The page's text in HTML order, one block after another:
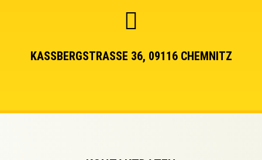
KASSBERGSTRASSE 36, 09116 CHEMNITZ